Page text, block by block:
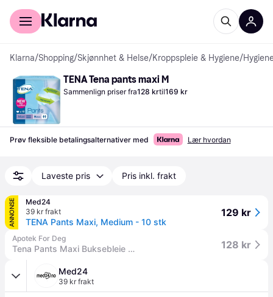
For kunder
Klarna/Shopping/Skjønnhet & Helse/Kroppspleie & Hygiene/
TENA Tena pants maxi M
Sammenlign priser fra128 krtil169 kr
Prøv fleksible betalingsalternativer med Lær hvordan
Laveste pris Pris inkl. frakt
ANNONSE
Med24
39 kr frakt
TENA Pants Maxi, Medium - 10 stk
129 kr
Apotek For Deg
Tena Pants Maxi Buksebleie M 10 stk 128 kr
Med24
39 kr frakt